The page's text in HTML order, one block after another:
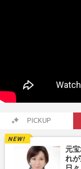
PICKUP
元
れ